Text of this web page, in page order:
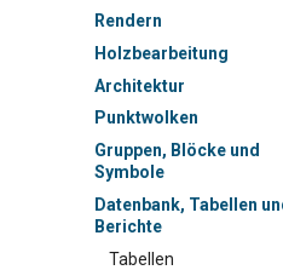
Rendern
Holzbearbeitung
Architektur
Punktwolken
Gruppen, Blöcke und
Symbole
Datenbank, Tabellen
Berichte
Tabellen